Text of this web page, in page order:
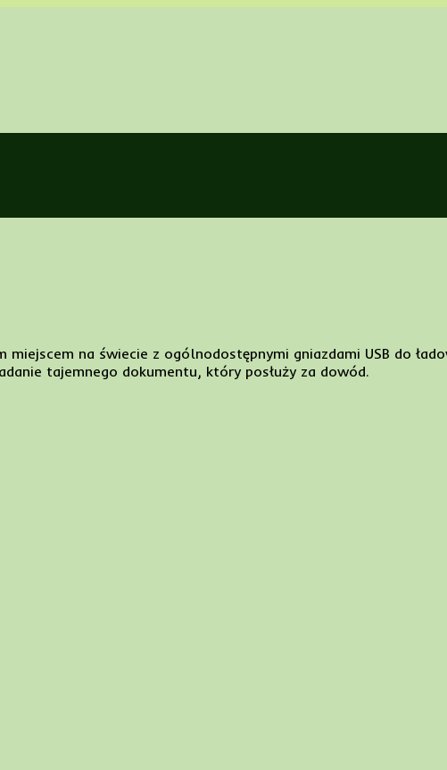
na świecie z ogólnodostępnymi gniazdami USB do
tajemnego dokumentu, który posłuży za dowód.